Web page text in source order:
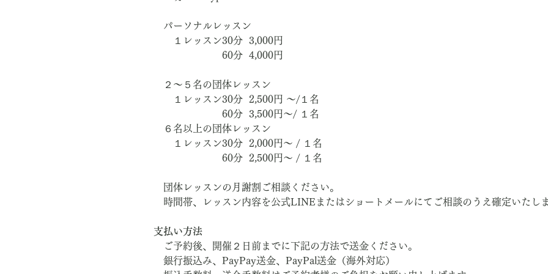
パーソナルレッスン
１レッスン30分  3,000円
60分  4,000円
２～５名の団体レッスン
１レッスン30分  2,500円 ～/１名
60分  3,500円～/ １名
６名以上の団体レッスン
１レッスン30分  2,000円～ / １名
60分  2,500円～ / １名
団体レッスンの月謝割ご相談ください。
時間帯、レッスン内容を公式LINEまたはショートメールにてご相談のうえ確定いたし
支払い方法
ご予約後、開催２日前までに下記の方法で送金ください。
銀行振込み、PayPay送金、PayPal送金（海外対応）